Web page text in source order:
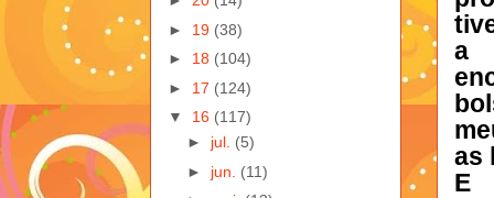
a
as
E
► 19 (38)
► 18 (104)
► 17 (124)
▼ 16 (117)
► jul. (5)
► jun. (11)